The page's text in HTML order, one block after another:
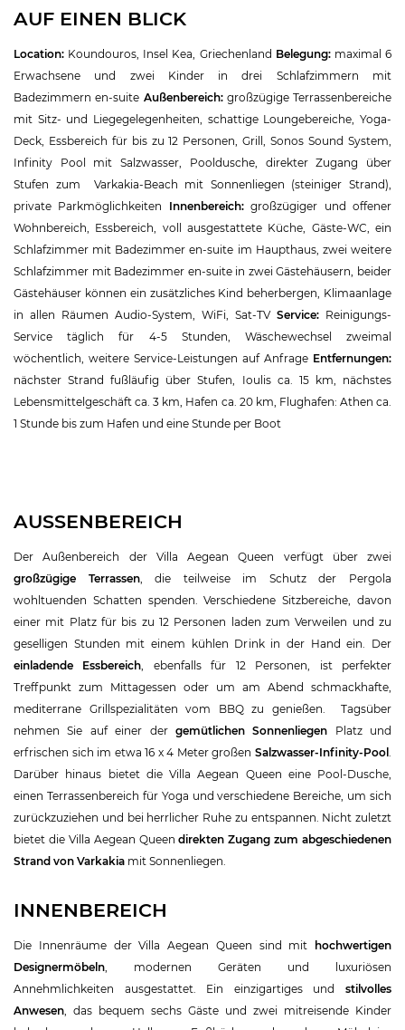
AUF EINEN BLICK
Location: Koundouros, Insel Kea, Griechenland Belegung:maximal 6
Erwachsene und zwei Kinder in drei Schlafzimmern mit
Badezimmern en-suite Außenbereich:großzügige Terrassenbereiche
mit Sitz- und Liegegelegenheiten, schattige Loungebereiche, Yoga-
Deck, Essbereich für bis zu 12 Personen, Grill, Sonos Sound System,
Infinity Pool mit Salzwasser, Pooldusche, direkter Zugang über
Stufen zum Varkakia-Beach mit Sonnenliegen (steiniger Strand),
private Parkmöglichkeiten Innenbereich:großzügiger und offener
Wohnbereich, Essbereich, voll ausgestattete Küche, Gäste-WC, ein
Schlafzimmer mit Badezimmer en-suite im Haupthaus, zwei weitere
Schlafzimmer mit Badezimmer en-suite in zwei Gästehäusern, beider
Gästehäuser können ein zusätzliches Kind beherbergen, Klimaanlage
in allen Räumen Audio-System, WiFi, Sat-TV Service: Reinigungs-
Service täglich für 4-5 Stunden, Wäschewechsel zweimal
wöchentlich, weitere Service-Leistungen auf Anfrage Entfernungen:
nächster Strand fußläufig über Stufen, Ioulis ca. 15 km, nächstes
Lebensmittelgeschäft ca. 3 km, Hafen ca. 20 km, Flughafen: Athen ca.
1 Stunde bis zum Hafen und eine Stunde per Boot
AUSSENBEREICH
Der Außenbereich der Villa Aegean Queen verfügt über zwei
großzügige Terrassen, die teilweise im Schutz der Pergola
wohltuenden Schatten spenden. Verschiedene Sitzbereiche, davon
einer mit Platz für bis zu 12 Personen laden zum Verweilen und zu
geselligen Stunden mit einem kühlen Drink in der Hand ein. Der
einladende Essbereich , ebenfalls für 12 Personen, ist perfekter
Treffpunkt zum Mittagessen oder um am Abend schmackhafte,
mediterrane Grillspezialitäten vom BBQ zu genießen. Tagsüber
nehmen Sie auf einer der gemütlichen Sonnenliegen Platz und
erfrischen sich im etwa 16 x 4 Meter großen Salzwasser-Infinity-Pool
Darüber hinaus bietet die Villa Aegean Queen eine Pool-Dusche,
einen Terrassenbereich für Yoga und verschiedene Bereiche, um sich
zurückzuziehen und bei herrlicher Ruhe zu entspannen. Nicht zuletzt
bietet die Villa Aegean Queendirekten Zugang zum abgeschiedenen
Strand von Varkakia mit Sonnenliegen.
INNENBEREICH
Die Innenräume der Villa Aegean Queen sind mit hochwertigen
Designermöbeln , modernen Geräten und luxuriösen
Annehmlichkeiten ausgestattet. Ein einzigartiges und stilvolles
Anwesen , das bequem sechs Gäste und zwei mitreisende Kinder